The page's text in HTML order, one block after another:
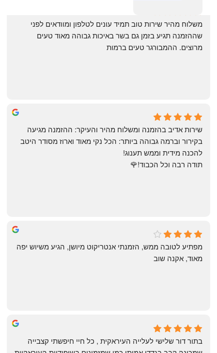
May Azulay
a month ago
מרוצים. ההמבורגר טעים ברמות
michal gottfried
4 months ago
להכנה מידית וממש תענוג!
תודה רבה וכל הכבוד!🌹
שי
4 months ago
מאוד, אקנה שוב